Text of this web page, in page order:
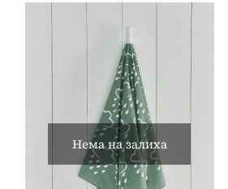
Нема на залиха